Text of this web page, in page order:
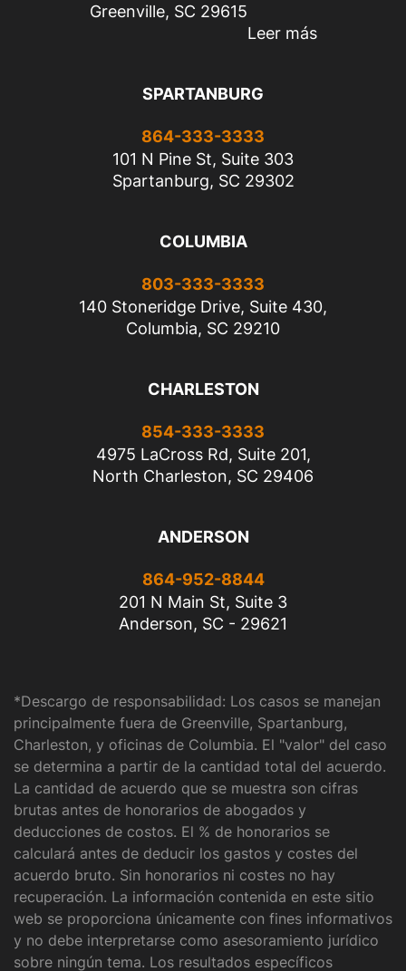
Greenville, SC 29615
Leer más
SPARTANBURG
864-333-3333
101 N Pine St, Suite 303
Spartanburg, SC 29302
COLUMBIA
803-333-3333
140 Stoneridge Drive, Suite 430,
Columbia, SC 29210
CHARLESTON
854-333-3333
4975 LaCross Rd, Suite 201,
North Charleston, SC 29406
ANDERSON
864-952-8844
201 N Main St, Suite 3
Anderson, SC - 29621
*Descargo de responsabilidad: Los casos se manejan
principalmente fuera de Greenville, Spartanburg,
Charleston, y oficinas de Columbia. El "valor" del caso
se determina a partir de la cantidad total del acuerdo.
La cantidad de acuerdo que se muestra son cifras
brutas antes de honorarios de abogados y
deducciones de costos. El % de honorarios se
calculará antes de deducir los gastos y costes del
acuerdo bruto. Sin honorarios ni costes no hay
recuperación. La información contenida en este sitio
web se proporciona únicamente con fines informativos
y no debe interpretarse como asesoramiento jurídico
sobre ningún tema. Los resultados específicos